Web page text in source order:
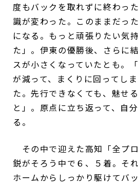
度もバックを取れずに終わっ
識が変わった。このままだっ
になる。もっと頑張りたい気
た」。伊東の優勝後、さらに
スが小さくなっていたとも。
が減って、まくりに回ってし
た。先行できなくても、魅せ
と」。原点に立ち返って、自
る。
その中で迎えた高知「全プ
鋭がそろう中で６、５着。そ
ホームからしっかり駆けてバ